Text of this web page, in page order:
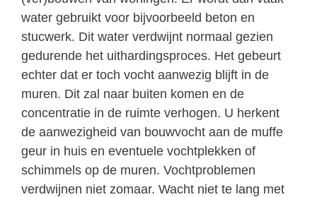
water gebruikt voor bijvoorbeeld beton en
stucwerk. Dit water verdwijnt normaal gezien
gedurende het uithardingsproces. Het gebeurt
echter dat er toch vocht aanwezig blijft in de
muren. Dit zal naar buiten komen en de
concentratie in de ruimte verhogen. U herkent
de aanwezigheid van bouwvocht aan de muffe
geur in huis en eventuele vochtplekken of
schimmels op de muren. Vochtproblemen
verdwijnen niet zomaar. Wacht niet te lang met